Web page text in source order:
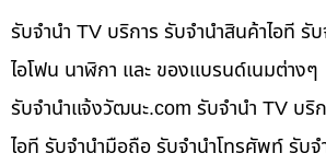
รับจำนำ TV บริการ รับจำนำสินค้าไอที รั
ไอโฟน นาฬิกา และ ของแบรนด์เนมต่างๆ
รับจํานําแจ้งวัฒนะ.com รับจำนำ TV บริ
ไอที รับจำนำมือถือ รับจำนำโทรศัพท์ รับจ